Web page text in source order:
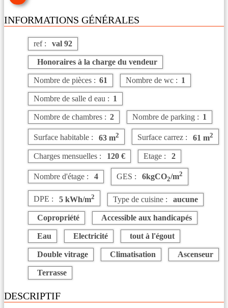
INFORMATIONS GÉNÉRALES
ref : val 92
Honoraires à la charge du vendeur
Nombre de pièces : 61 Nombre de wc : 1
Nombre de salle d eau : 1
Nombre de chambres : 2 Nombre de parking : 1
Surface habitable : 63 m2 Surface carrez : 61 m2
Charges mensuelles : 120 € Etage : 2
Nombre d'étage : 4 GES : 6kgCO2/m2
DPE : 5 kWh/m2 Type de cuisine : aucune
Copropriété Accessible aux handicapés
Eau Electricité tout à l'égout
Double vitrage Climatisation Ascenseur
Terrasse
DESCRIPTIF